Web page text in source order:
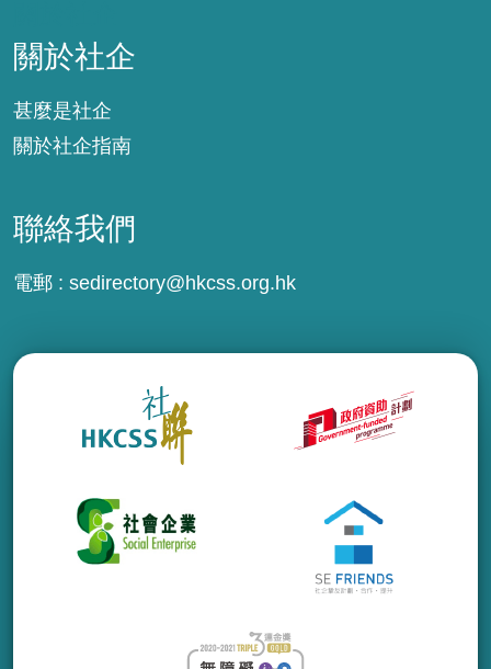
關於社企
甚麼是社企
關於社企指南
聯絡我們
電郵 : sedirectory@hkcss.org.hk